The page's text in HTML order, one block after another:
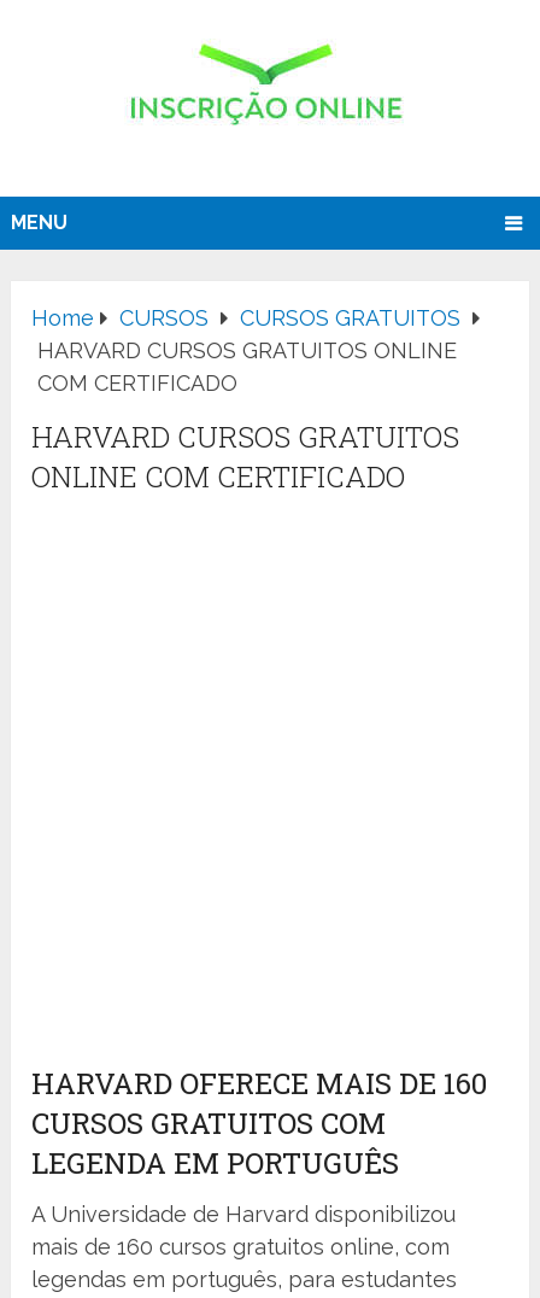
MENU
Home CURSOS
CURSOS GRATUITOS
HARVARD CURSOS GRATUITOS ONLINE
COM CERTIFICADO
HARVARD CURSOS GRATUITOS
ONLINE COM CERTIFICADO
HARVARD OFERECE MAIS DE 160
CURSOS GRATUITOS COM
LEGENDA EM PORTUGUÊS
A Universidade de Harvard disponibilizou
mais de 160 cursos gratuitos online, com
legendas em português, para estudantes